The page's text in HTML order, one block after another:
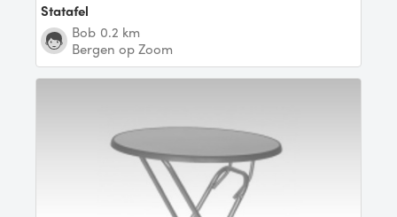
Statafel
Bob 0.2 km
Bergen op Zoom